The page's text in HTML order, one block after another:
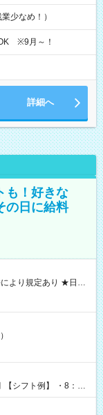
少なめ！）
※9月～！
詳細へ
も！好きな
の日に給料
GET♪ お仕事後はコ
間】試